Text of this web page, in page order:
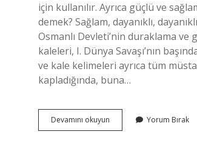
için kullanılır. Ayrıca güçlü ve
demek? Sağlam, dayanıklı,
Osmanlı Devleti’nin duraklama
kaleleri, I. Dünya Savaşı’nın
ve kale kelimeleri ayrıca tüm
kapladığında, buna…
Devamını okuyun Müstahkem
Yapı
Yorum Bırak